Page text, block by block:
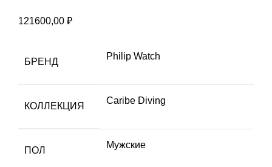
121600,00 ₽
БРЕНД
Philip Watch
КОЛЛЕКЦИЯ
Caribe Diving
ПОЛ
Мужские